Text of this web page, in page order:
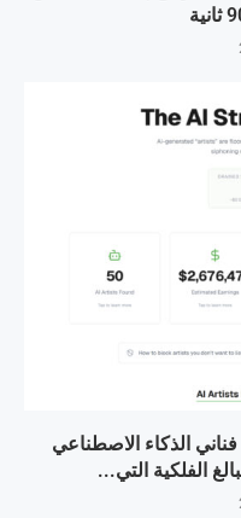
الذكاء الاصطناعي
الفلكية التي...